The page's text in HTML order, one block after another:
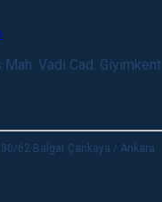
Vadi Cad.
62 Balgat Çankaya / Ankara